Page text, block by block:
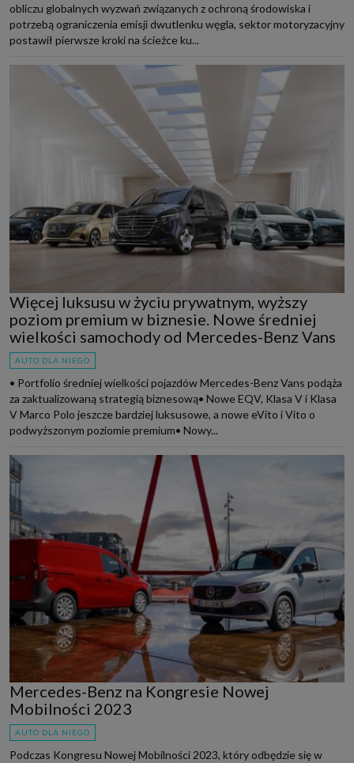
obliczu globalnych wyzwań związanych z ochroną środowiska i
potrzebą ograniczenia emisji dwutlenku węgla, sektor motoryzacyjny
postawił pierwsze kroki na ścieżce ku...
Więcej luksusu w życiu prywatnym, wyższy
poziom premium w biznesie. Nowe średniej
wielkości samochody od Mercedes-Benz Vans
AUTO DLA NIEGO
• Portfolio średniej wielkości pojazdów Mercedes-Benz Vans podąża
za zaktualizowaną strategią biznesową• Nowe EQV, Klasa V i Klasa
V Marco Polo jeszcze bardziej luksusowe, a nowe eVito i Vito o
podwyższonym poziomie premium• Nowy...
Mercedes-Benz na Kongresie Nowej
Mobilności 2023
AUTO DLA NIEGO
Podczas Kongresu Nowej Mobilności 2023, który odbędzie się w